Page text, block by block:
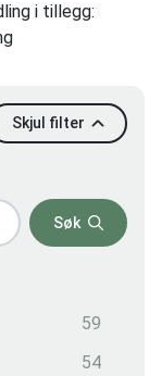
i tillegg:
Skjul filter
Søk
59
54